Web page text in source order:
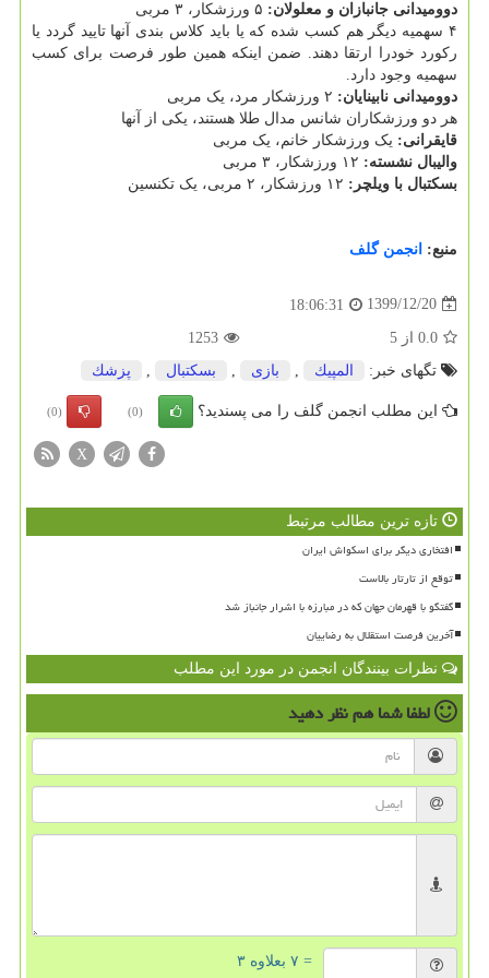
دوومیدانی جانبازان و معلولان: ۵ ورزشکار، ۳ مربی
۴ سهمیه دیگر هم کسب شده که یا باید کلاس بندی آنها تایید گردد یا
رکورد خودرا ارتقا دهند. ضمن اینکه همین طور فرصت برای کسب
سهمیه وجود دارد.
دوومیدانی نابینایان: ۲ ورزشکار مرد، یک مربی
هر دو ورزشکاران شانس مدال طلا هستند، یکی از آنها
قایقرانی: یک ورزشکار خانم، یک مربی
والیبال نشسته: ۱۲ ورزشکار، ۳ مربی
بسکتبال با ویلچر: ۱۲ ورزشکار، ۲ مربی، یک تکنسین
منبع: انجمن گلف
1399/12/20
18:06:31
0.0 از 5
1253
تگهای خبر:
المپیك بازی بسكتبال پزشك
این مطلب انجمن گلف را می پسندید؟ (0)
(0)
X
تازه ترین مطالب مرتبط
افتخاری دیگر برای اسکواش ایران
توقع از تارتار بالاست
گفتگو با قهرمان جهان که در مبارزه با اشرار جانباز شد
آخرین فرصت استقلال به رضاییان
نظرات بینندگان انجمن در مورد این مطلب
لطفا شما همنظر دهید
= ۷ بعلاوه ۳